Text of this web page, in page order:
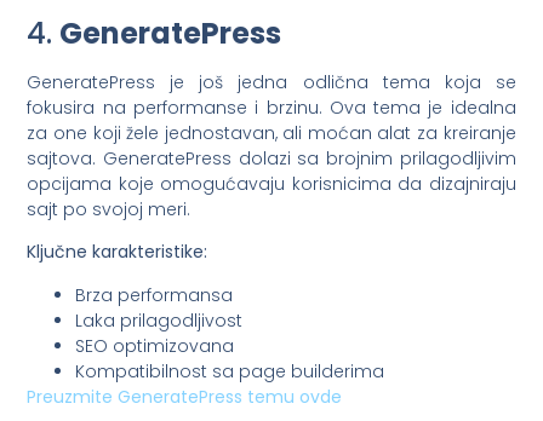
4. GeneratePress
GeneratePress je još jedna odlična tema koja se
fokusira na performanse i brzinu. Ova tema je idealna
za one koji žele jednostavan, ali moćan alat za kreiranje
sajtova. GeneratePress dolazi sa brojnim prilagodljivim
opcijama koje omogućavaju korisnicima da dizajniraju
sajt po svojoj meri.
Ključne karakteristike:
Brza performansa
Laka prilagodljivost
SEO optimizovana
Kompatibilnost sa page builderima
Preuzmite GeneratePress temu ovde